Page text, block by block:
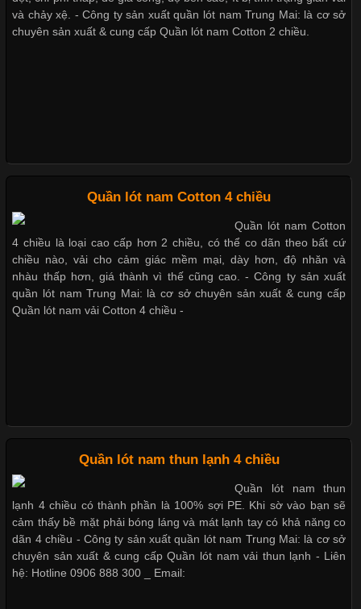
Cập nhật 2026-05-27 17:03:46
Vải Lycra Là Gì? Chất Liệu Co Giãn Được Ưa Chuộng Trong
Chất Liệu Bamboo Xu Hướng Mới Trong Ngành Thời Trang
Cập nhật 2026-05-21 14:59:25
Trong những năm gần đây, vải Bamboo đang trở thành một
trong những chất liệu được yêu thích trong ngành thời trang
nhờ đặc tính mềm mại, thoáng khí và thân thiện với môi trường.
Không chỉ được ứng dụng trong quần áo thường ngày, loại vải
Cập nhật 2026-05-20 14:58:56
Vải thun là một trong những chất liệu được sử dụng rộng rãi
nhất trong ngành thời trang nhờ đặc tính co giãn, mềm mại và
thoải mái khi mặc. Từ áo thun, đồ thể thao cho đến đồ lót nam,
vải thun luôn đóng vai trò quan trọng trong quá trình sản xuất.
Hiện nay, nhu cầu tìm kiếm quần lót nam giá
Mẫu quần lót nam giá rẻ sốt hè 2017
Những mẩu quần lót nam thông dụng hiện nay
Bộ sưu tập quần lót nam Boxer TpHCM
Dễ chịu hơn với quần lót nam giá rẻ vải Cotton 4 chiều
và chảy xệ. - Công ty sản xuất quần lót nam Trung Mai: là cơ sở
chuyên sản xuất & cung cấp Quần lót nam Cotton 2 chiều.
Quần lót nam Cotton 4 chiều
Quần lót nam Cotton
4 chiều là loại cao cấp hơn 2 chiều, có thể co dãn theo bất cứ
chiều nào, vải cho cảm giác mềm mại, dày hơn, độ nhăn và
nhàu thấp hơn, giá thành vì thế cũng cao. - Công ty sản xuất
quần lót nam Trung Mai: là cơ sở chuyên sản xuất & cung cấp
Quần lót nam vải Cotton 4 chiều -
Quần lót nam thun lạnh 4 chiều
Quần lót nam thun
lạnh 4 chiều có thành phần là 100% sợi PE. Khi sờ vào bạn sẽ
cảm thấy bề mặt phải bóng láng và mát lạnh tay có khả năng co
dãn 4 chiều - Công ty sản xuất quần lót nam Trung Mai: là cơ sở
chuyên sản xuất & cung cấp Quần lót nam vải thun lạnh - Liên
hệ: Hotline 0906 888 300 _ Email: